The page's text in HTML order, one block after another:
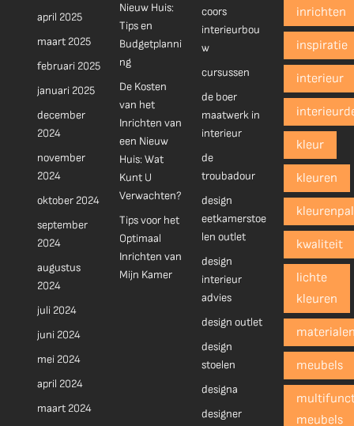
april 2025
maart 2025
februari 2025
januari 2025
december
2024
november
2024
oktober 2024
september
2024
augustus
2024
juli 2024
juni 2024
mei 2024
april 2024
maart 2024
Nieuw Huis:
Tips en
Budgetplanni
ng
De Kosten
van het
Inrichten van
een Nieuw
Huis: Wat
Kunt U
Verwachten?
Tips voor het
Optimaal
Inrichten van
Mijn Kamer
coors
interieurbou
w
cursussen
de boer
maatwerk in
interieur
de
troubadour
design
eetkamerstoe
len outlet
design
interieur
advies
design outlet
design
stoelen
designa
designer
inrichten
inspiratie
interieur
kleur
kleuren
kwaliteit
lichte
kleuren
meubels
meubels